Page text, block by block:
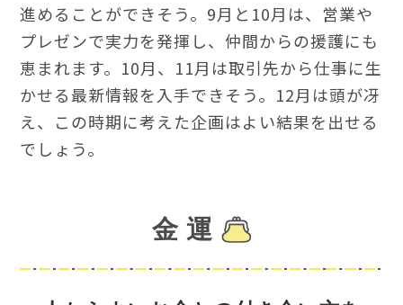
進めることができそう。9月と10月は、営業や
プレゼンで実力を発揮し、仲間からの援護にも
恵まれます。10月、11月は取引先から仕事に生
かせる最新情報を入手できそう。12月は頭が冴
え、この時期に考えた企画はよい結果を出せる
でしょう。
金 運